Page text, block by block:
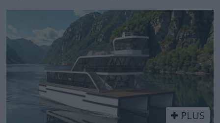
PLUS